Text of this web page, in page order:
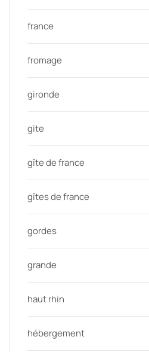
france
fromage
gironde
gite
gîte de france
gîtes de france
gordes
grande
haut rhin
hébergement